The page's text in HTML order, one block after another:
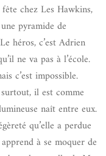
chez Les Hawkins,
pyramide de
héros, c’est Adrien
ne va pas à l’école.
c’est impossible.
il est comme
naît entre eux.
qu’elle a perdue
à se moquer de